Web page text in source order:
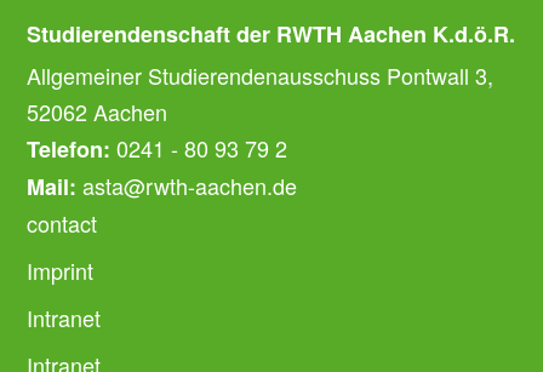
Studierendenschaft der RWTH Aachen K.d.ö.R.
Allgemeiner Studierendenausschuss Pontwall 3,
52062 Aachen
Telefon: 0241 - 80 93 79 2
Mail: asta@rwth-aachen.de
contact
Imprint
Intranet
Intranet